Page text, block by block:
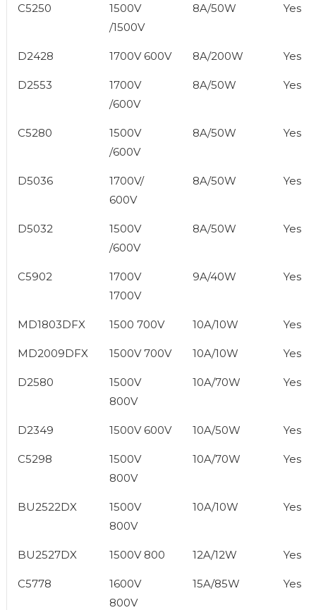
C5250
1500V
/1500V
8A/50W Yes
D2428 1700V 600V 8A/200W Yes
D2553
1700V
/600V
8A/50W Yes
C5280
1500V
/600V
8A/50W Yes
D5036
1700V/
600V
8A/50W Yes
D5032
1500V
/600V
8A/50W Yes
C5902
1700V
1700V
9A/40W Yes
MD1803DFX 1500 700V 10A/10W Yes
MD2009DFX 1500V 700V 10A/10W Yes
D2580
1500V
800V
10A/70W Yes
D2349 1500V 600V 10A/50W Yes
C5298
1500V
800V
10A/70W Yes
BU2522DX
1500V
800V
10A/10W Yes
BU2527DX 1500V 800 12A/12W Yes
C5778
1600V
800V
15A/85W Yes